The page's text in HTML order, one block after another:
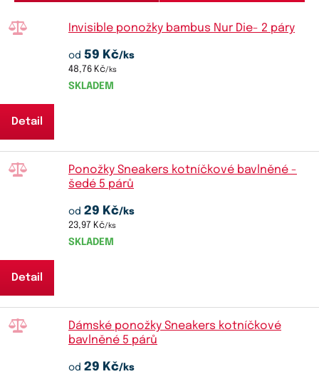
Invisible ponožky bambus Nur Die- 2 páry
od 59 Kč/ks
48,76 Kč/ks
SKLADEM
Detail
Ponožky Sneakers kotníčkové bavlněné -
šedé 5 párů
od 29 Kč/ks
23,97 Kč/ks
SKLADEM
Detail
Dámské ponožky Sneakers kotníčkové
bavlněné 5 párů
od 29 Kč/ks